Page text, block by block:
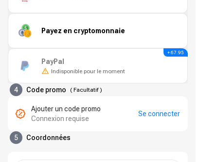
Payez en cryptomonnaie
PayPal
Indisponible pour le moment
+ 67.95
4 Code promo ( Facultatif)
Ajouter un code promo
Connexion requise
Se connecter
5 Coordonnées